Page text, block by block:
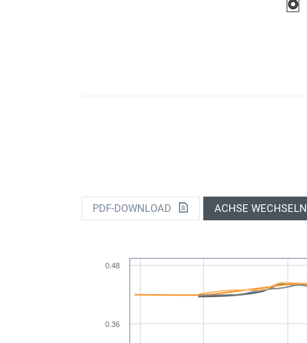
PDF-DOWNLOAD ACHSE WECHSELN
0.36
0.48